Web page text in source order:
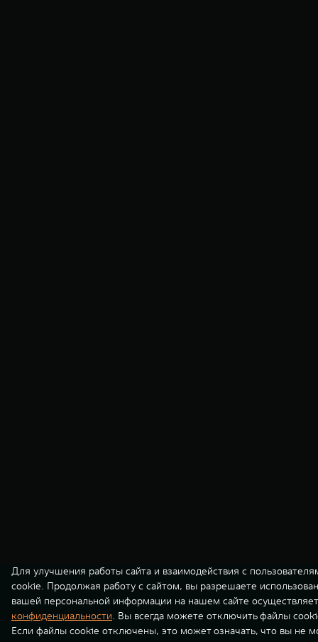
Для улучшения работы сайта и взаимодействия с
cookie. Продолжая работу с сайтом, вы разрешаете
вашей персональной информации на нашем сайте
конфиденциальности. Вы всегда можете отключить файлы
Если файлы cookie отключены, это может означать, что вы не